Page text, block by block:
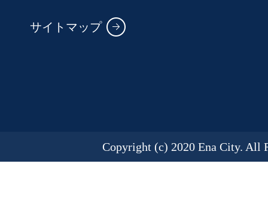
サイトマップ
Copyright (c) 2020 Ena City. All